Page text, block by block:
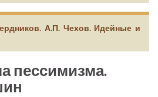
А.П. Чехов. Идейные и
пессимизма.